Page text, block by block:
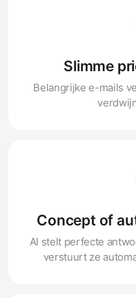
Slimme
Belangrijke e-mails
Concept of
AI stelt perfecte
verstuurt ze